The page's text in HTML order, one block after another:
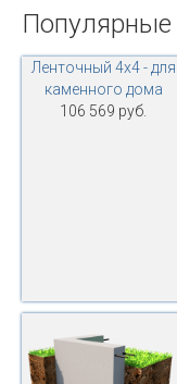
Популярные
Ленточный 4х4 - для
каменного дома
106 569 руб.